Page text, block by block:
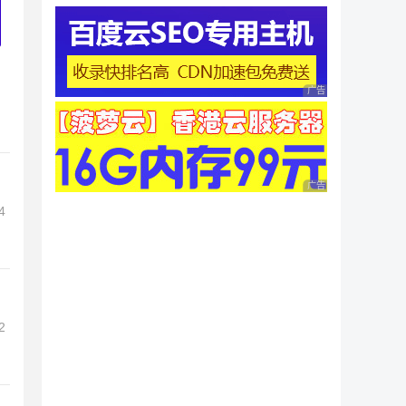
广告 商业广告，理性
广告 商业广告，理性